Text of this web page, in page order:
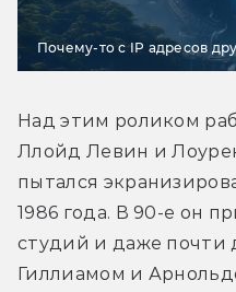
Почему-то с IP адресов
Над этим роликом
Ллойд Левин и
пытался
1986 года. В 90-е он
студий и даже почти
Гиллиамом и